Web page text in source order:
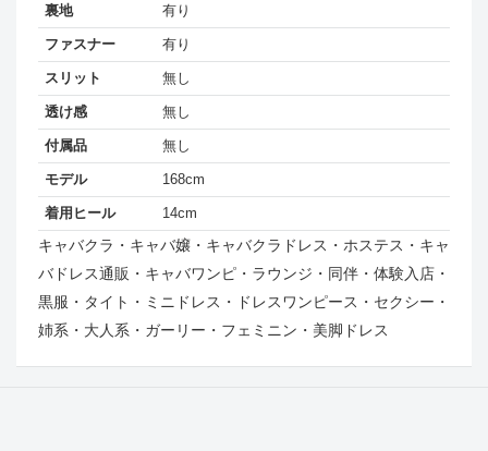
裏地 有り
ファスナー 有り
スリット 無し
透け感 無し
付属品 無し
モデル 168cm
着用ヒール 14cm
キャバクラ・キャバ嬢・キャバクラドレス・ホステス・キャ
バドレス通販・キャバワンピ・ラウンジ・同伴・体験入店・
黒服・タイト・ミニドレス・ドレスワンピース・セクシー・
姉系・大人系・ガーリー・フェミニン・美脚ドレス